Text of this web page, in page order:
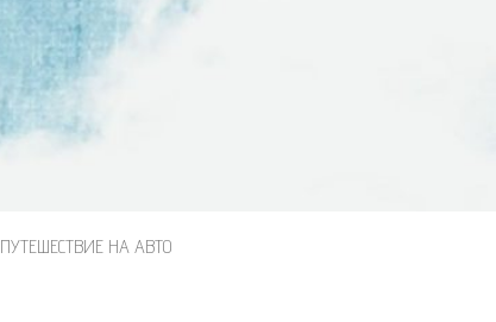
ПУТЕШЕСТВИЕ НА АВТО